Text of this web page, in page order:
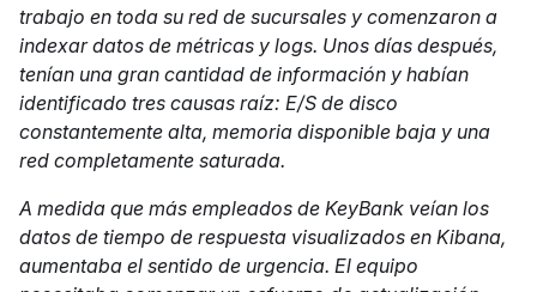
trabajo en toda su red de sucursales y comenzaron a
indexar datos de métricas y logs. Unos días después,
tenían una gran cantidad de información y habían
identificado tres causas raíz: E/S de disco
constantemente alta, memoria disponible baja y una
red completamente saturada.
A medida que más empleados de KeyBank veían los
datos de tiempo de respuesta visualizados en Kibana,
aumentaba el sentido de urgencia. El equipo